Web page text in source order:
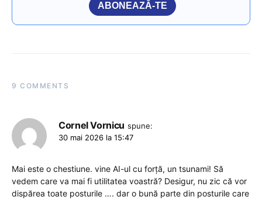
ABONEAZĂ-TE
9 COMMENTS
Cornel Vornicu spune:
30 mai 2026 la 15:47
Mai este o chestiune. vine AI-ul cu forță, un tsunami! Să
vedem care va mai fi utilitatea voastră? Desigur, nu zic că vor
dispărea toate posturile …. dar o bună parte din posturile care